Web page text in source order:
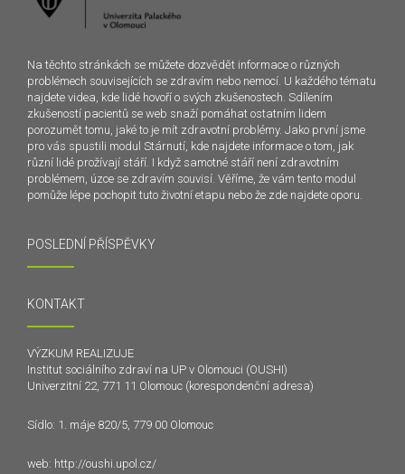
Na těchto stránkách se můžete dozvědět informace o různých
problémech souvisejících se zdravím nebo nemocí. U každého tématu
najdete videa, kde lidé hovoří o svých zkušenostech. Sdílením
zkušeností pacientů se web snaží pomáhat ostatním lidem
porozumět tomu, jaké to je mít zdravotní problémy. Jako první jsme
pro vás spustili modul Stárnutí, kde najdete informace o tom, jak
různí lidé prožívají stáří. I když samotné stáří není zdravotním
problémem, úzce se zdravím souvisí. Věříme, že vám tento modul
pomůže lépe pochopit tuto životní etapu nebo že zde najdete oporu.
POSLEDNÍ PŘÍSPĚVKY
KONTAKT
VÝZKUM REALIZUJE
Institut sociálního zdraví na UP v Olomouci (OUSHI)
Univerzitní 22, 771 11 Olomouc (korespondenční adresa)
Sídlo: 1. máje 820/5, 779 00 Olomouc
web: http://oushi.upol.cz/